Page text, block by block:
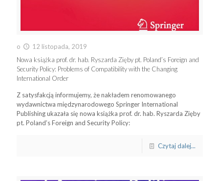
o
12 listopada, 2019
Nowa książka prof. dr. hab. Ryszarda Zięby pt. Poland’s Foreign and
Security Policy: Problems of Compatibility with the Changing
International Order
Z satysfakcją informujemy, że nakładem renomowanego
wydawnictwa międzynarodowego Springer International
Publishing ukazała się nowa książka prof. dr. hab. Ryszarda Zięby
pt. Poland’s Foreign and Security Policy:
Czytaj dalej...